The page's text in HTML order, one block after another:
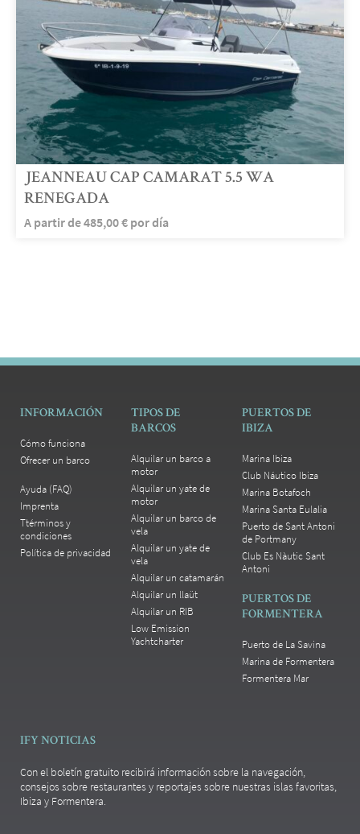
JEANNEAU CAP CAMARAT 5.5 WA
RENEGADA
A partir de485,00€ por día
INFORMACIÓN
Cómo funciona
Ofrecer un barco
Ayuda (FAQ)
Imprenta
Ttérminos y
condiciones
Política de privacidad
TIPOS DE
BARCOS
Alquilar un barco a
motor
Alquilar un yate de
motor
Alquilar un barco de
vela
Alquilar un yate de
vela
Alquilar un catamarán
Alquilar un llaüt
Alquilar un RIB
Low Emission
Yachtcharter
PUERTOS DE
IBIZA
Marina Ibiza
Club Náutico Ibiza
Marina Botafoch
Marina Santa Eulalia
Puerto de Sant Antoni
de Portmany
Club Es Nàutic Sant
Antoni
PUERTOS DE
FORMENTERA
Puerto de La Savina
Marina de Formentera
Formentera Mar
IFY NOTICIAS
Con el boletín gratuito recibirá información sobre la navegación,
consejos sobre restaurantes y reportajes sobre nuestras islas favoritas,
Ibiza y Formentera.